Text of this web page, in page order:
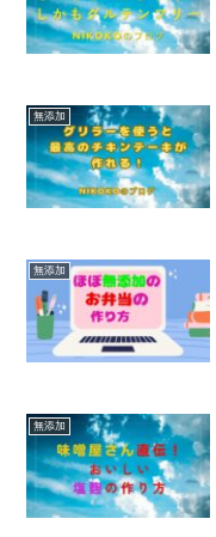
無添加
無添加
無添加